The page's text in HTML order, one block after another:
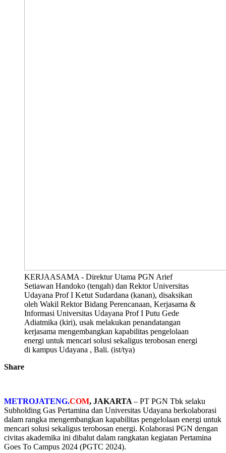
KERJAASAMA - Direktur Utama PGN Arief
Setiawan Handoko (tengah) dan Rektor Universitas
Udayana Prof I Ketut Sudardana (kanan), disaksikan
oleh Wakil Rektor Bidang Perencanaan, Kerjasama &
Informasi Universitas Udayana Prof I Putu Gede
Adiatmika (kiri), usak melakukan penandatangan
kerjasama mengembangkan kapabilitas pengelolaan
energi untuk mencari solusi sekaligus terobosan energi
di kampus Udayana , Bali. (ist/tya)
Share
METROJATENG.COM, JAKARTA – PT PGN Tbk selaku
Subholding Gas Pertamina dan Universitas Udayana berkolaborasi
dalam rangka mengembangkan kapabilitas pengelolaan energi untuk
mencari solusi sekaligus terobosan energi. Kolaborasi PGN dengan
civitas akademika ini dibalut dalam rangkatan kegiatan Pertamina
Goes To Campus 2024 (PGTC 2024).